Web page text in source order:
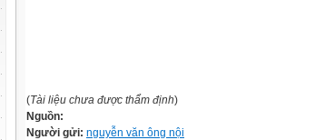
(Tài liệu chưa được thẩm định)
Nguồn:
Người gửi: nguyễn văn ông nội